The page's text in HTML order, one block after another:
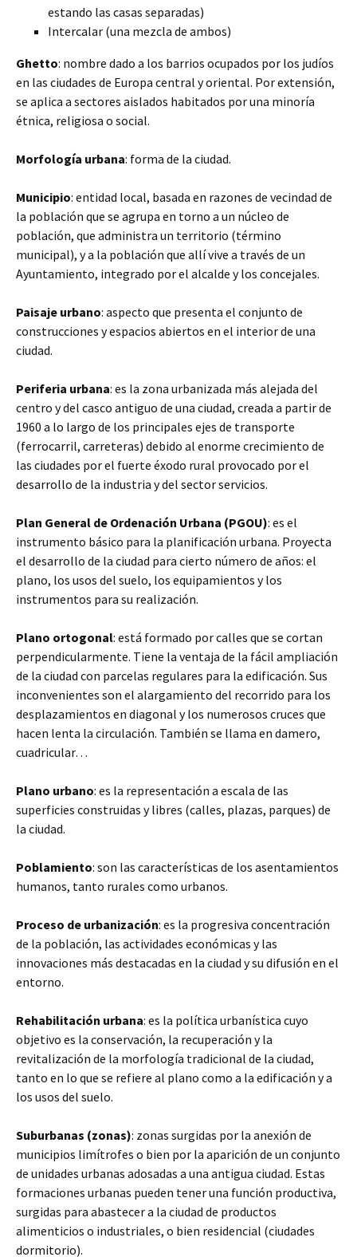
estando las casas separadas)
Intercalar (una mezcla de ambos)
Ghetto: nombre dado a los barrios ocupados por los judíos
en las ciudades de Europa central y oriental. Por extensión,
se aplica a sectores aislados habitados por una minoría
étnica, religiosa o social.
Morfología urbana: forma de la ciudad.
Municipio: entidad local, basada en razones de vecindad de
la población que se agrupa en torno a un núcleo de
población, que administra un territorio (término
municipal), y a la población que allí vive a través de un
Ayuntamiento, integrado por el alcalde y los concejales.
Paisaje urbano: aspecto que presenta el conjunto de
construcciones y espacios abiertos en el interior de una
ciudad.
Periferia urbana: es la zona urbanizada más alejada del
centro y del casco antiguo de una ciudad, creada a partir de
1960 a lo largo de los principales ejes de transporte
(ferrocarril, carreteras) debido al enorme crecimiento de
las ciudades por el fuerte éxodo rural provocado por el
desarrollo de la industria y del sector servicios.
Plan General de Ordenación Urbana (PGOU): es el
instrumento básico para la planificación urbana. Proyecta
el desarrollo de la ciudad para cierto número de años: el
plano, los usos del suelo, los equipamientos y los
instrumentos para su realización.
Plano ortogonal: está formado por calles que se cortan
perpendicularmente. Tiene la ventaja de la fácil ampliación
de la ciudad con parcelas regulares para la edificación. Sus
inconvenientes son el alargamiento del recorrido para los
desplazamientos en diagonal y los numerosos cruces que
hacen lenta la circulación. También se llama en damero,
cuadricular…
Plano urbano: es la representación a escala de las
superficies construidas y libres (calles, plazas, parques) de
la ciudad.
Poblamiento: son las características de los asentamientos
humanos, tanto rurales como urbanos.
Proceso de urbanización: es la progresiva concentración
de la población, las actividades económicas y las
innovaciones más destacadas en la ciudad y su difusión en el
entorno.
Rehabilitación urbana: es la política urbanística cuyo
objetivo es la conservación, la recuperación y la
revitalización de la morfología tradicional de la ciudad,
tanto en lo que se refiere al plano como a la edificación y a
los usos del suelo.
Suburbanas (zonas): zonas surgidas por la anexión de
municipios limítrofes o bien por la aparición de un conjunto
de unidades urbanas adosadas a una antigua ciudad. Estas
formaciones urbanas pueden tener una función productiva,
surgidas para abastecer a la ciudad de productos
alimenticios o industriales, o bien residencial (ciudades
dormitorio).